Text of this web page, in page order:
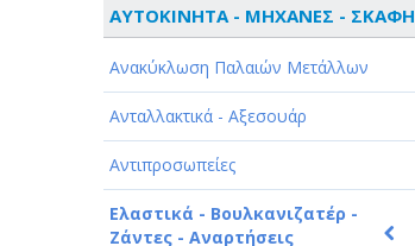
ΑΘΛΗΤΙΣΜΟΣ
ΑΥΤΟΚΙΝΗΤΑ - ΜΗΧΑΝΕΣ - ΣΚΑΦΗ
ΔΙΑΣΚΕΔΑΣΗ - ΨΥΧΑΓΩΓΙΑ - ΤΕΧΝΕΣ
ΔΙΑΦΗΜΙΣΗ - ΜΜΕ
ΕΚΚΛΗΣΙΕΣ - ΦΙΛΑΝΘΡΩΠΙΚΑ
ΑΥΤΟΚΙΝΗΤΑ - ΜΗΧΑΝΕΣ - ΣΚΑΦΗ
Ανακύκλωση Παλαιών Μετάλλων
Ανταλλακτικά - Αξεσουάρ
Αντιπροσωπείες
Ελαστικά - Βουλκανιζατέρ -
Ζάντες - Αναρτήσεις